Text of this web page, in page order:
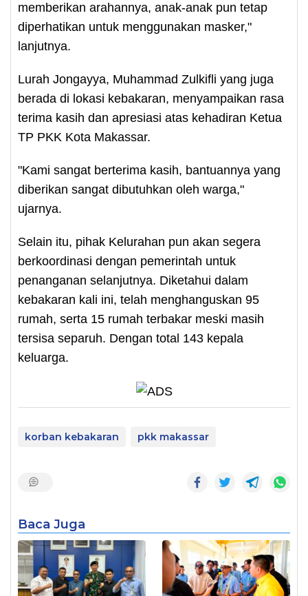
memberikan arahannya, anak-anak pun tetap
diperhatikan untuk menggunakan masker,"
lanjutnya.
Lurah Jongayya, Muhammad Zulkifli yang juga
berada di lokasi kebakaran, menyampaikan rasa
terima kasih dan apresiasi atas kehadiran Ketua
TP PKK Kota Makassar.
"Kami sangat berterima kasih, bantuannya yang
diberikan sangat dibutuhkan oleh warga,"
ujarnya.
Selain itu, pihak Kelurahan pun akan segera
berkoordinasi dengan pemerintah untuk
penanganan selanjutnya. Diketahui dalam
kebakaran kali ini, telah menghanguskan 95
rumah, serta 15 rumah terbakar meski masih
tersisa separuh. Dengan total 143 kepala
keluarga.
korban kebakaran pkk makassar
Baca Juga